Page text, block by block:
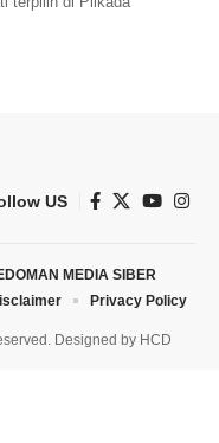
US
Designed by HCD
MEDIA SIBER
Privacy Policy